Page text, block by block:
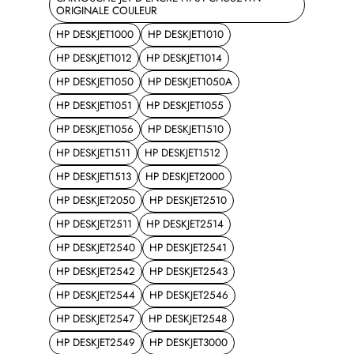
ORIGINALE COULEUR
HP DESKJET1000
HP DESKJET1010
HP DESKJET1012
HP DESKJET1014
HP DESKJET1050
HP DESKJET1050A
HP DESKJET1051
HP DESKJET1055
HP DESKJET1056
HP DESKJET1510
HP DESKJET1511
HP DESKJET1512
HP DESKJET1513
HP DESKJET2000
HP DESKJET2050
HP DESKJET2510
HP DESKJET2511
HP DESKJET2514
HP DESKJET2540
HP DESKJET2541
HP DESKJET2542
HP DESKJET2543
HP DESKJET2544
HP DESKJET2546
HP DESKJET2547
HP DESKJET2548
HP DESKJET2549
HP DESKJET3000